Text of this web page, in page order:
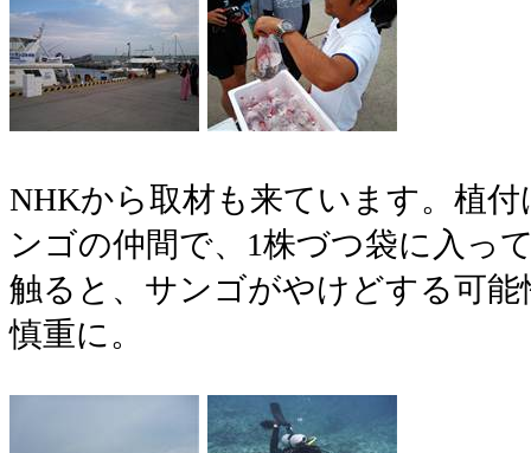
NHKから取材も来ています。植
ンゴの仲間で、1株づつ袋に入っ
触ると、サンゴがやけどする可
慎重に。